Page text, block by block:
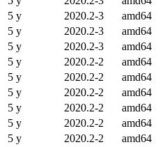
5 y
2020.2-3 amd64
5 y
2020.2-3 amd64
5 y
2020.2-3 amd64
5 y
2020.2-2 amd64
5 y
2020.2-2 amd64
5 y
2020.2-2 amd64
5 y
2020.2-2 amd64
5 y
2020.2-2 amd64
5 y
2020.2-2 amd64